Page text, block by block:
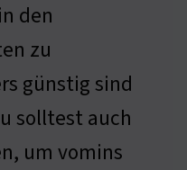
den
zu
günstig sind
solltest auch
um vomins